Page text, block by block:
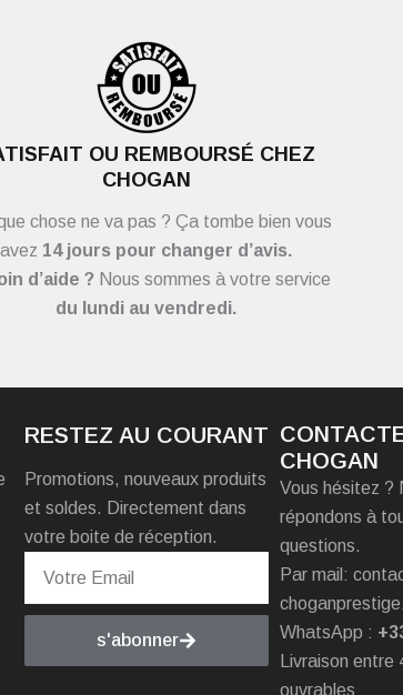
OU REMBOURSÉ CHEZ
CHOGAN
chose ne va pas ? Ça tombe bien vous
avez 14 jours pour changer d’avis.
d’aide ?Nous sommes à votre service
du lundi au vendredi.
RESTEZ AU COURANT
Promotions, nouveaux produits
et soldes. Directement dans
votre boite de réception.
s'abonner
CHOGAN
Vous hésitez ?
répondons à
questions.
Par mail:
WhatsApp :
Livraison entre
ouvrables